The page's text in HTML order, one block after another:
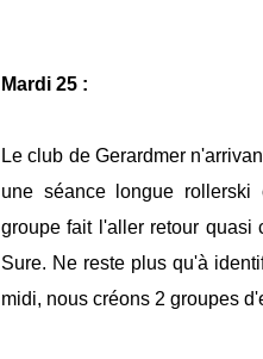
Mardi 25 :
Le club de Gerardmer
une séance longue
groupe fait l'aller retour quasi
Sure. Ne reste plus qu'à
midi, nous créons 2 groupes